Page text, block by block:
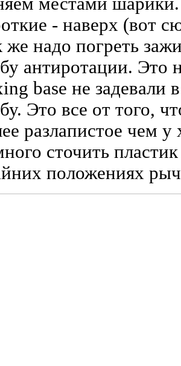
- наверх (вот
же надо погреть
антиротации. Это
base не задевали
Это все от того,
разлапистое чем
сточить
положениях